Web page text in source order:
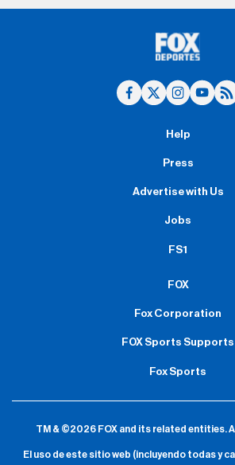
Help
Press
Advertise with Us
Jobs
FS1
FOX
Fox Corporation
FOX Sports Supports
Fox Sports
TM & ©2026 FOX and its related entities.
El uso de este sitio web (incluyendo todas y